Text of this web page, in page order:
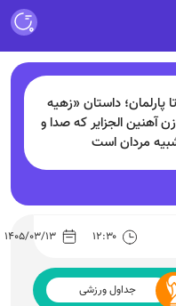
پارلمان؛ داستان «زهیه
آهنین الجزایر که صدا و
مردان است
۱۲:۳۰ ۱۴۰۵/۰۳/۱۳
جداول ورزشی